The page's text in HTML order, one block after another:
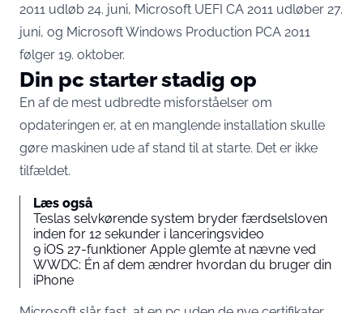
2011 udløb 24. juni, Microsoft UEFI CA 2011 udløber 27.
juni, og Microsoft Windows Production PCA 2011
følger 19. oktober.
Din pc starter stadig op
En af de mest udbredte misforståelser om
opdateringen er, at en manglende installation skulle
gøre maskinen ude af stand til at starte. Det er ikke
tilfældet.
Læs også
Teslas selvkørende system bryder færdselsloven
inden for 12 sekunder i lanceringsvideo
9 iOS 27-funktioner Apple glemte at nævne ved
WWDC: Én af dem ændrer hvordan du bruger din
iPhone